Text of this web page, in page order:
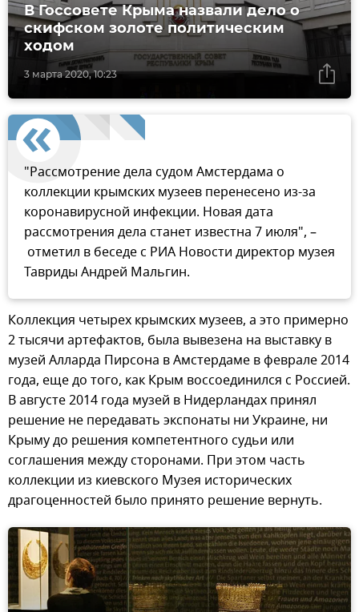
3 марта 2020, 10:23
В Госсовете Крыма назвали дело о
скифском золоте политическим
ходом
"Рассмотрение дела судом Амстердама о
коллекции крымских музеев перенесено из-за
коронавирусной инфекции. Новая дата
рассмотрения дела станет известна 7 июля", –
отметил в беседе с РИА Новости директор музея
Тавриды Андрей Мальгин.
Коллекция четырех крымских музеев, а это примерно
2 тысячи артефактов, была вывезена на выставку в
музей Алларда Пирсона в Амстердаме в феврале 2014
года, еще до того, как Крым воссоединился с Россией.
В августе 2014 года музей в Нидерландах принял
решение не передавать экспонаты ни Украине, ни
Крыму до решения компетентного судьи или
соглашения между сторонами. При этом часть
коллекции из киевского Музея исторических
драгоценностей было принято решение вернуть.